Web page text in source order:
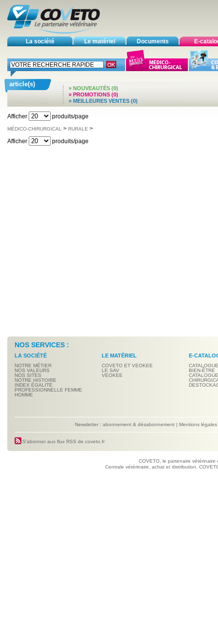
La société Le matériel Documents E-
article(s)
» NOUVEAUTÉS (0)
» PROMOTIONS (0)
» MEILLEURES VENTES (0)
Afficher produits/page
MÉDICO-CHIRURGICAL > RURALE >
Afficher
produits/page
NOS SERVICES :
LA SOCIÉTÉ
NOTRE MÉTIER
NOS VALEURS
NOS SITES
NOTRE HISTOIRE
INDEX ÉGALITÉ
PROFESSIONNELLE FEMME
HOMME
LE MATÉRIEL
COVETO ET VEOKEE
LE SAV
VEOKEE
E-
BIEN-ÊTRE
Newsletter : abonnement & désabonnement | Mentions légales
S'abonner aux flux RSS de coveto.fr
COVETO, le partenaire
Centrale vétérinaire, achat et distribution,